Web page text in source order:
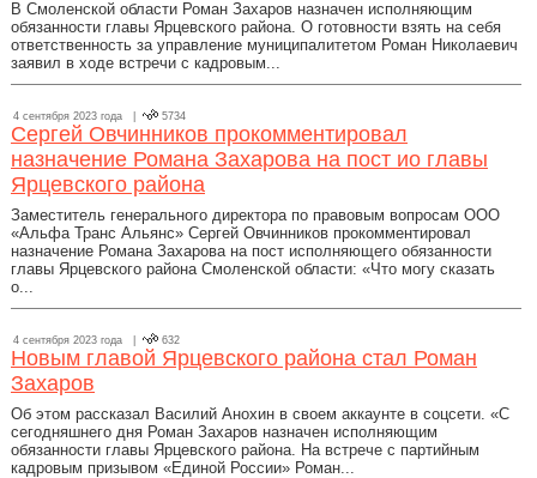
В Смоленской области Роман Захаров назначен исполняющим
обязанности главы Ярцевского района. О готовности взять на себя
ответственность за управление муниципалитетом Роман Николаевич
заявил в ходе встречи с кадровым...
4 сентября 2023 года | 5734
Сергей Овчинников прокомментировал
назначение Романа Захарова на пост ио главы
Ярцевского района
Заместитель генерального директора по правовым вопросам ООО
«Альфа Транс Альянс» Сергей Овчинников прокомментировал
назначение Романа Захарова на пост исполняющего обязанности
главы Ярцевского района Смоленской области: «Что могу сказать
о...
4 сентября 2023 года | 632
Новым главой Ярцевского района стал Роман
Захаров
Об этом рассказал Василий Анохин в своем аккаунте в соцсети. «С
сегодняшнего дня Роман Захаров назначен исполняющим
обязанности главы Ярцевского района. На встрече с партийным
кадровым призывом «Единой России» Роман...